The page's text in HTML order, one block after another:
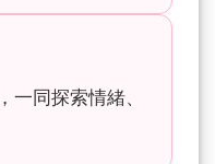
一同探索情緒、